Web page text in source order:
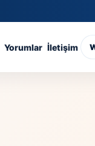
Yorumlar İletişim